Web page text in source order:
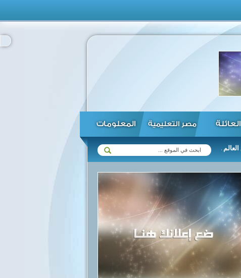
العائلة مصر التعليمية المعلومات
السيسي يمنح أحمد قطان وشاح النيل بمناسبة مصر تواجه اليونان الثلاثاء ...